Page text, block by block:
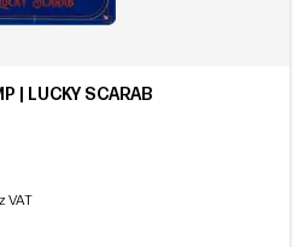
| LUCKY SCARAB
VAT